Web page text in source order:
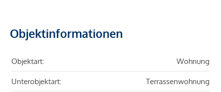
Objektinformationen
Objektart: Wohnung
Unterobjektart: Terrassenwohnung